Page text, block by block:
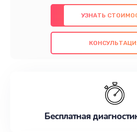
предлагаем быстрый и
использованием
также гарантируем качество
проведенных работ. Наша
обслуживание, удовлетворяя
наилучшим образом. Не
УЗНАТЬ
Бесплатная